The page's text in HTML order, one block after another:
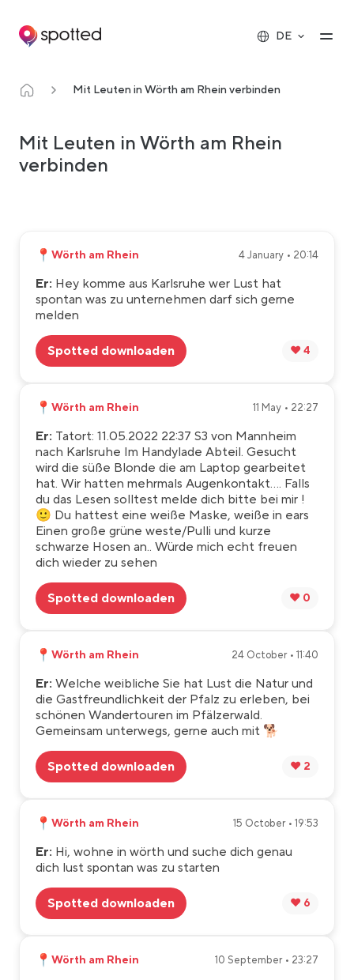
Main navigation
DE
Mit Leuten in Wörth am Rhein verbinden
Mit Leuten in Wörth am Rhein
verbinden
📍 Wörth am Rhein 4 January • 20:14
Er: Hey komme aus Karlsruhe wer Lust hat
spontan was zu unternehmen darf sich gerne
melden
Spotted downloaden ❤️ 4
📍 Wörth am Rhein 11 May • 22:27
Er: Tatort: 11.05.2022 22:37 S3 von Mannheim
nach Karlsruhe Im Handylade Abteil. Gesucht
wird die süße Blonde die am Laptop gearbeitet
hat. Wir hatten mehrmals Augenkontakt.... Falls
du das Lesen solltest melde dich bitte bei mir !
🙂 Du hattest eine weiße Maske, weiße in ears
Einen große grüne weste/Pulli und kurze
schwarze Hosen an.. Würde mich echt freuen
dich wieder zu sehen
Spotted downloaden ❤️ 0
📍 Wörth am Rhein 24 October • 11:40
Er: Welche weibliche Sie hat Lust die Natur und
die Gastfreundlichkeit der Pfalz zu erleben, bei
schönen Wandertouren im Pfälzerwald.
Gemeinsam unterwegs, gerne auch mit 🐕
Spotted downloaden ❤️ 2
📍 Wörth am Rhein 15 October • 19:53
Er: Hi, wohne in wörth und suche dich genau
dich lust spontan was zu starten
Spotted downloaden ❤️ 6
📍 Wörth am Rhein 10 September • 23:27